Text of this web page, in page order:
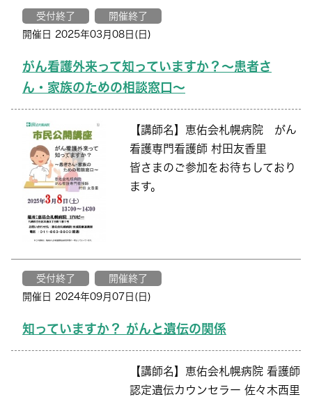
受付終了
開催終了
開催日 2025年03月08日(日)
がん看護外来って知っていますか？～患者さ
ん・家族のための相談窓口～
【講師名】恵佑会札幌病院 がん
看護専門看護師 村田友香里
皆さまのご参加をお待ちしており
ます。
受付終了
開催終了
開催日 2024年09月07日(日)
知っていますか？ がんと遺伝の関係
【講師名】恵佑会札幌病院 看護師
認定遺伝カウンセラー 佐々木西里